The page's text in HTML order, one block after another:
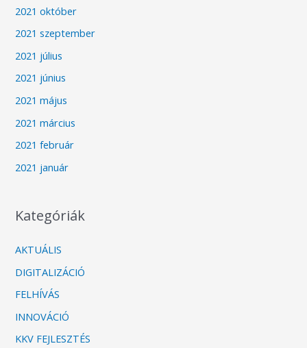
2021 október
2021 szeptember
2021 július
2021 június
2021 május
2021 március
2021 február
2021 január
Kategóriák
AKTUÁLIS
DIGITALIZÁCIÓ
FELHÍVÁS
INNOVÁCIÓ
KKV FEJLESZTÉS